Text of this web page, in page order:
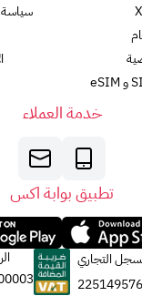
سياسة
خدمة العملاء
تطبيق بوابة اكس
التجاري